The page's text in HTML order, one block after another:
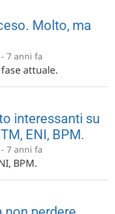
Molto, ma
7 anni fa
attuale.
interessanti su
ENI, BPM.
7 anni fa
BPM.